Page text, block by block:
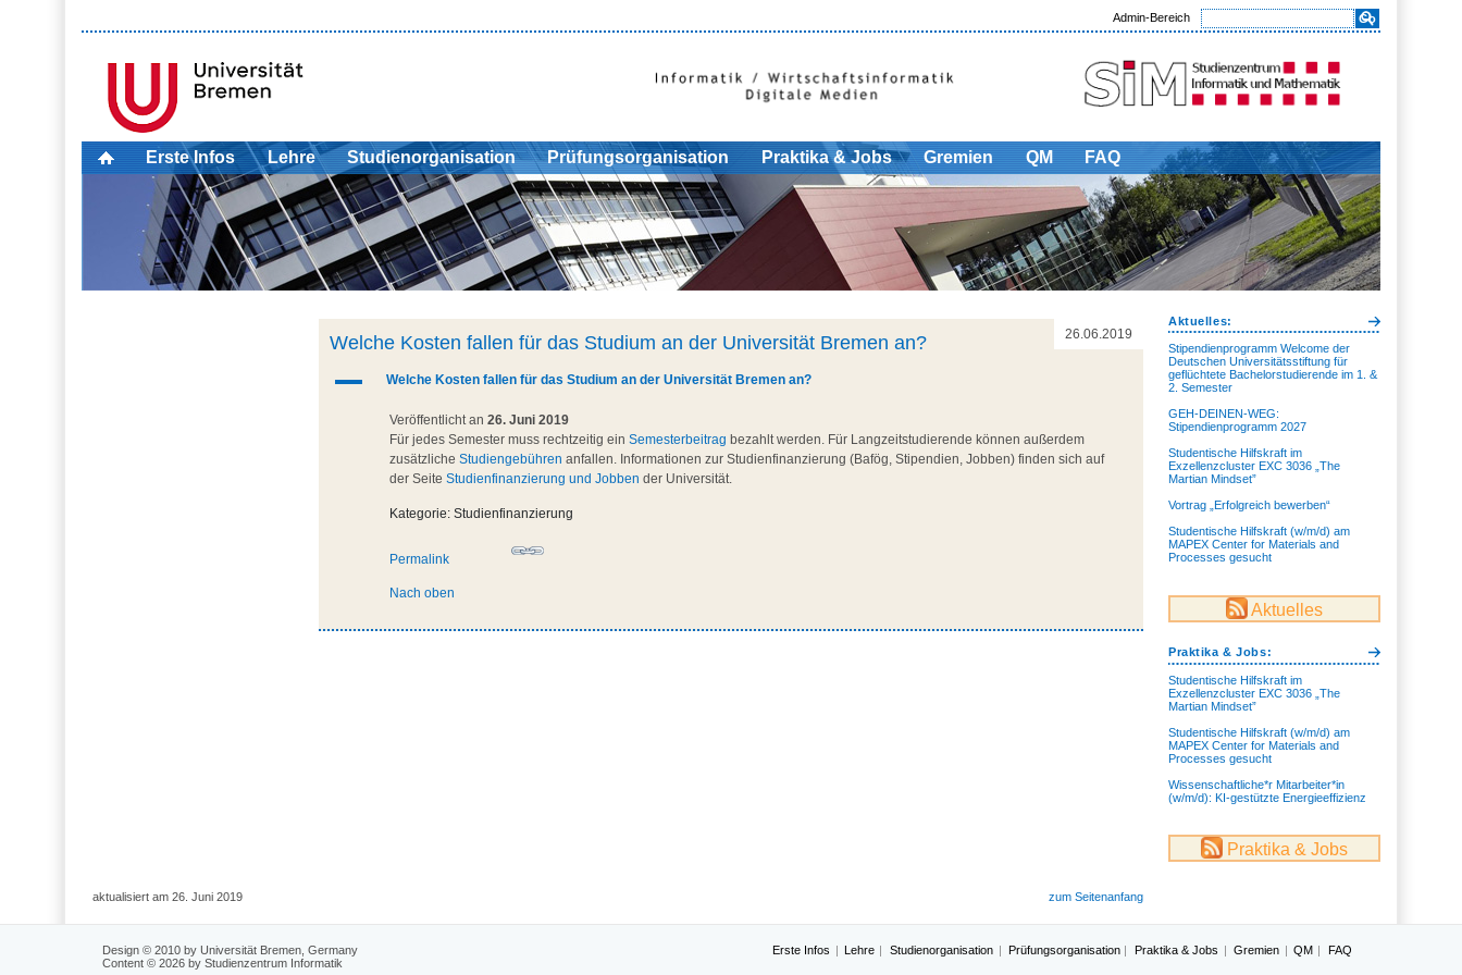
Admin-Bereich
Erste Infos Lehre Studienorganisation Prüfungsorganisation Praktika & Jobs Gremien QM FAQ
26.06.2019
Welche Kosten fallen für das Studium an der Universität Bremen an?
A Welche Kosten fallen für das Studium an der Universität Bremen an?
Veröffentlicht an 26. Juni 2019
Für jedes Semester muss rechtzeitig ein Semesterbeitrag bezahlt werden. Für Langzeitstudierende können außerdem
zusätzliche Studiengebühren anfallen. Informationen zur Studienfinanzierung (Bafög, Stipendien, Jobben) finden sich auf
der Seite Studienfinanzierung und Jobben der Universität.
Kategorie: Studienfinanzierung
Permalink
Nach oben
aktualisiert am 26. Juni 2019 zum Seitenanfang
Aktuelles:
Stipendienprogramm Welcome der
Deutschen Universitätsstiftung für
geflüchtete Bachelorstudierende im 1. &
2. Semester
GEH-DEINEN-WEG:
Stipendienprogramm 2027
Studentische Hilfskraft im
Exzellenzcluster EXC 3036 „The
Martian Mindset”
Vortrag „Erfolgreich bewerben“
Studentische Hilfskraft (w/m/d) am
MAPEX Center for Materials and
Processes gesucht
Aktuelles
Praktika & Jobs:
Studentische Hilfskraft im
Exzellenzcluster EXC 3036 „The
Martian Mindset”
Studentische Hilfskraft (w/m/d) am
MAPEX Center for Materials and
Processes gesucht
Wissenschaftliche*r Mitarbeiter*in
(w/m/d): KI-gestützte Energieeffizienz
Praktika & Jobs
Design © 2010 by Universität Bremen, Germany
Content © 2026 by Studienzentrum Informatik
Erste Infos Lehre Studienorganisation Prüfungsorganisation Praktika & Jobs Gremien QM FAQ